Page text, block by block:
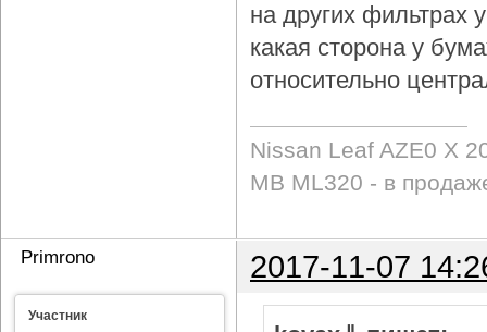
на других фильтрах
какая сторона у
относительно
Nissan Leaf AZE0 X
MB ML320 - в
Primrono 2017-11-07
Участник